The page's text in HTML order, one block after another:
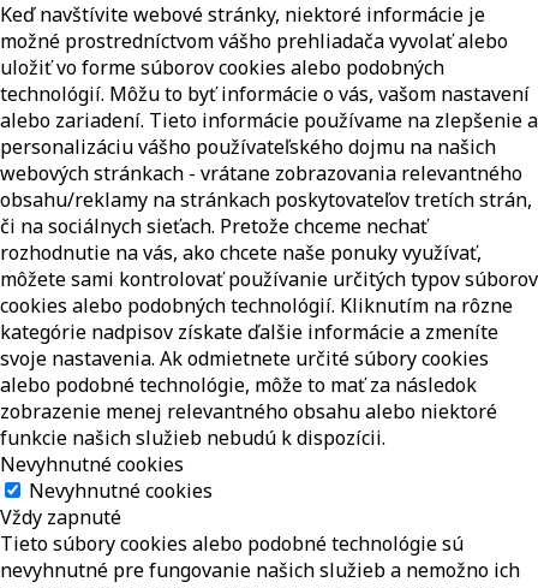
Keď navštívite webové stránky, niektoré informácie je
možné prostredníctvom vášho prehliadača vyvolať alebo
uložiť vo forme súborov cookies alebo podobných
technológií. Môžu to byť informácie o vás, vašom nastavení
alebo zariadení. Tieto informácie používame na zlepšenie a
personalizáciu vášho používateľského dojmu na našich
webových stránkach - vrátane zobrazovania relevantného
obsahu/reklamy na stránkach poskytovateľov tretích strán,
či na sociálnych sieťach. Pretože chceme nechať
rozhodnutie na vás, ako chcete naše ponuky využívať,
môžete sami kontrolovať používanie určitých typov súborov
cookies alebo podobných technológií. Kliknutím na rôzne
kategórie nadpisov získate ďalšie informácie a zmeníte
svoje nastavenia. Ak odmietnete určité súbory cookies
alebo podobné technológie, môže to mať za následok
zobrazenie menej relevantného obsahu alebo niektoré
funkcie našich služieb nebudú k dispozícii.
Nevyhnutné cookies
Nevyhnutné cookies
Vždy zapnuté
Tieto súbory cookies alebo podobné technológie sú
nevyhnutné pre fungovanie našich služieb a nemožno ich